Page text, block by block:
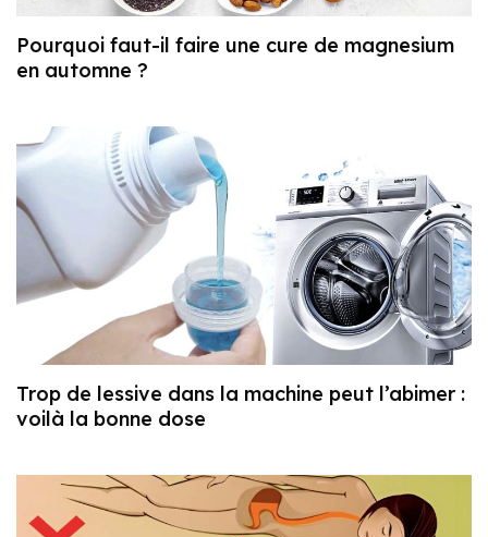
Pourquoi faut-il faire une cure de magnesium
en automne ?
Trop de lessive dans la machine peut l’abimer :
voilà la bonne dose